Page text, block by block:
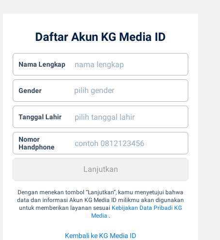
Daftar Akun KG Media ID
Nama Lengkap
Gender
Tanggal Lahir
Nomor
Handphone
Dengan menekan tombol “Lanjutkan”, kamu menyetujui bahwa
data dan informasi Akun KG Media ID milikmu akan digunakan
untuk memberikan layanan sesuai Kebijakan Data Pribadi KG
Media .
Kembali ke KG Media ID